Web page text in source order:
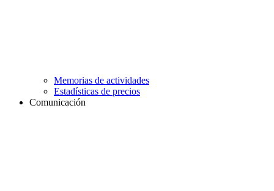
Memorias de actividades
Estadísticas de precios
Comunicación